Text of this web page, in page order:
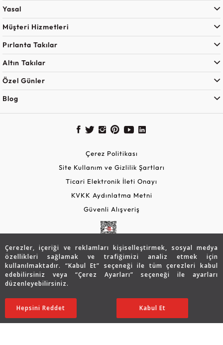
Çerezler, içeriği ve reklamları kişiselleştirmek, sosyal medya
özellikleri sağlamak ve trafiğimizi analiz etmek için
kullanılmaktadır. “Kabul Et” seçeneği ile tüm çerezleri kabul
edebilirsiniz veya “Çerez Ayarları” seçeneği ile ayarları
düzenleyebilirsiniz.
Ayarları Düzenle
Hepsini Reddet Kabul Et
16.016TL
13.614 TL SATIN ALIN
Yasal
Müşteri Hizmetleri
Pırlanta Takılar
Altın Takılar
Özel Günler
Blog
Çerez Politikası
Site Kullanım ve Gizlilik Şartları
Ticari Elektronik İleti Onayı
KVKK Aydınlatma Metni
Güvenli Alışveriş
Copyright © 2026 Assos Pırlanta - Bu sitenin tüm hakları